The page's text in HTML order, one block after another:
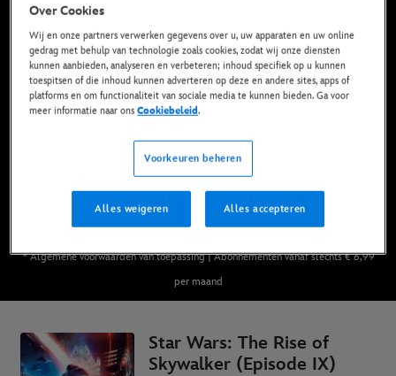
Nu beschikbaar op Disney+*, DVD, Blu-Ray en
Digital Download
BEKIJK OP DISNEY+
KOOP DE FILM
* Algemene voorwaarden van toepassing | Abonnementen vanaf slechts € 6,99
per maand
Star Wars: The Rise of
Skywalker (Episode IX)
Over Cookies
Wij en onze partners verwerken gegevens over u, uw apparaten en uw online
gedrag met behulp van technologie zoals cookies, zodat wij onze diensten
kunnen aanbieden, analyseren en verbeteren; inhoud specifiek op u kunnen
toespitsen of die inhoud kunnen adverteren op deze en andere sites, apps of
platforms en om functionaliteit van sociale media te kunnen bieden. Ga voor
meer informatie naar onsCookiebeleid.
Voorkeuren beheren
Alles weigeren Alles accepteren